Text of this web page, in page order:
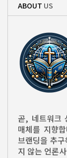
ABOUT US
곧, 네트워크
매체를 지향
브랜딩을 추
지 않는 언론